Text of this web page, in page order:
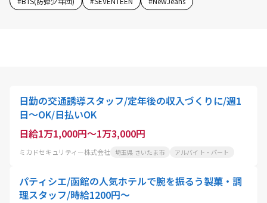
日勤の交通誘導スタッフ/定年後の収入づくりに/週1
日～OK/日払いOK
日給1万1,000円～1万3,000円
ミカドセキュリティー株式会社 埼玉県 さいたま市 アルバイト・パート
パティシエ/函館の人気ホテルで腕を振るう製菓・調
理スタッフ/時給1200円～